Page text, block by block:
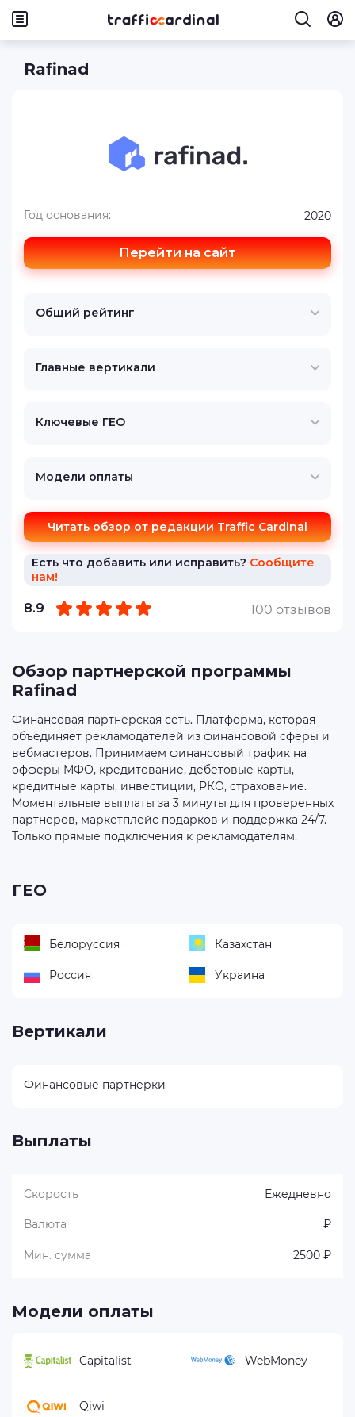
Rafinad
Перейти на сайт
Год основания: 2020
Общий рейтинг
Главные вертикали
Ключевые ГЕО
Модели оплаты
Читать обзор от редакции Traffic Cardinal
Есть что добавить или исправить? Сообщите
нам!
8.9 100 отзывов
Обзор партнерской программы
Rafinad
Финансовая партнерская сеть. Платформа, которая
объединяет рекламодателей из финансовой сферы и
вебмастеров. Принимаем финансовый трафик на
офферы МФО, кредитование, дебетовые карты,
кредитные карты, инвестиции, РКО, страхование.
Моментальные выплаты за 3 минуты для проверенных
партнеров, маркетплейс подарков и поддержка 24/7.
Только прямые подключения к рекламодателям.
ГЕО
Белоруссия Казахстан
Россия Украина
Вертикали
Финансовые партнерки
Выплаты
Скорость Ежедневно
Валюта ₽
Мин. сумма 2500 ₽
Модели оплаты
Capitalist WebMoney
Qiwi